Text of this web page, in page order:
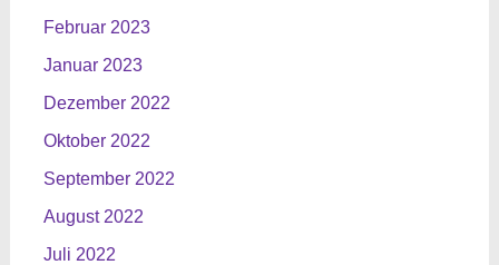
Februar 2023
Januar 2023
Dezember 2022
Oktober 2022
September 2022
August 2022
Juli 2022